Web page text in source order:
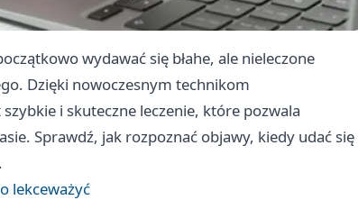
wydawać się błahe, ale nieleczone
Dzięki nowoczesnym technikom
i skuteczne leczenie, które pozwala
Sprawdź, jak rozpoznać objawy, kiedy udać się
lekceważyć